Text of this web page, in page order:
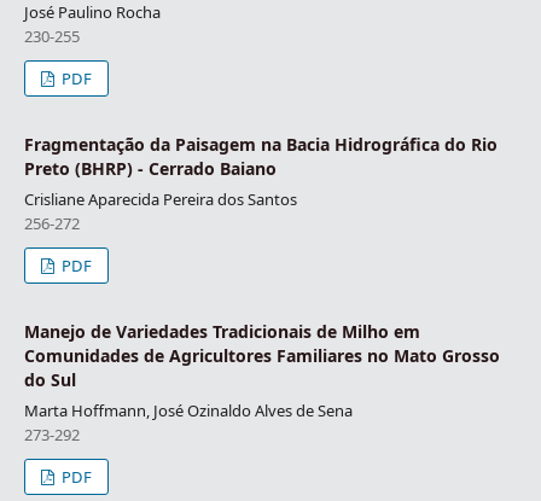
José Paulino Rocha
230-255
PDF
Fragmentação da Paisagem na Bacia Hidrográfica do Rio
Preto (BHRP) - Cerrado Baiano
Crisliane Aparecida Pereira dos Santos
256-272
PDF
Manejo de Variedades Tradicionais de Milho em
Comunidades de Agricultores Familiares no Mato Grosso
do Sul
Marta Hoffmann, José Ozinaldo Alves de Sena
273-292
PDF